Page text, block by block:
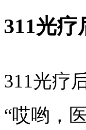
311光疗
311光疗
“哎哟，